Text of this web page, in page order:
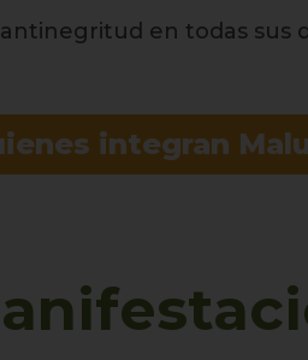
en todas sus
integran